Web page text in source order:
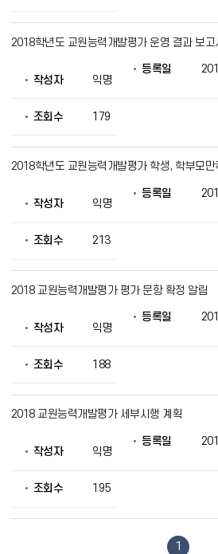
를
2018학년도 교원능력개발평가 운영 결과 보고
작성자 익명
등록일
조회수 179
2018학년도 교원능력개발평가 학생, 학부모만
작성자 익명
등록일
조회수 213
2018 교원능력개발평가 평가 문항 확정 알림
작성자 익명
등록일
조회수 188
2018 교원능력개발평가 세부시행 계획
작성자 익명
등록일
조회수 195
1